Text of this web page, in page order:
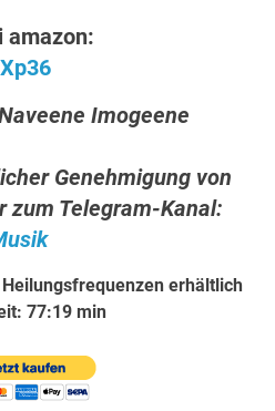
amazon:
Imogeene
Genehmigung von
zum Telegram-Kanal:
Heilungsfrequenzen erhältlich
77:19 min